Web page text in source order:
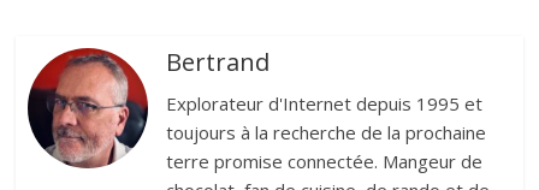
Bertrand
Explorateur d'Internet depuis 1995 et
toujours à la recherche de la prochaine
terre promise connectée. Mangeur de